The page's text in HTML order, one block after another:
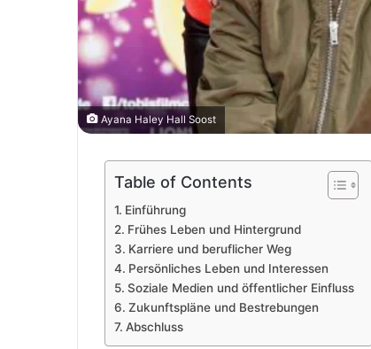
Ayana Haley Hall Soost
Table of Contents
Einführung
Frühes Leben und Hintergrund
Karriere und beruflicher Weg
Persönliches Leben und Interessen
Soziale Medien und öffentlicher Einfluss
Zukunftspläne und Bestrebungen
Abschluss